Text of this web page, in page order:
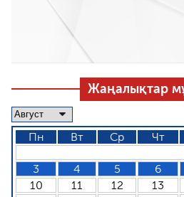
Жаңалықтар
Пн Вт Ср Чт
3
4 5 6
10
11 12 13